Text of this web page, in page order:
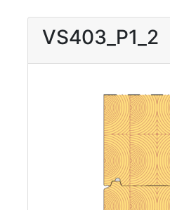
VS403_P1_2